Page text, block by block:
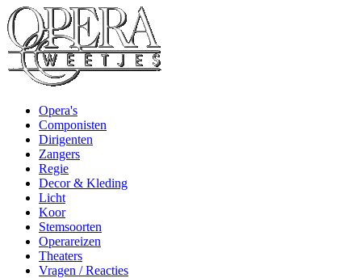
Opera's
Componisten
Dirigenten
Zangers
Regie
Decor & Kleding
Licht
Koor
Stemsoorten
Operareizen
Theaters
Vragen / Reacties